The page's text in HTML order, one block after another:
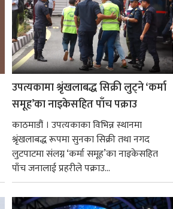
उपत्यकामा श्रृंखलाबद्ध सिक्री लुट्ने ‘कर्मा
समूह’का नाइकेसहित पाँच पक्राउ
काठमाडौं । उपत्यकाका विभिन्न स्थानमा
श्रृंखलाबद्ध रूपमा सुनका सिक्री तथा नगद
लुटपाटमा संलग्न ‘कर्मा समूह’का नाइकेसहित
पाँच जनालाई प्रहरीले पक्राउ...